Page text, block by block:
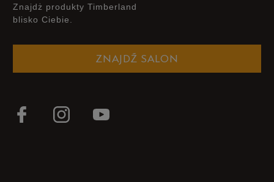
Znajdż produkty Timberland
blisko Ciebie.
ZNAJDŹ SALON